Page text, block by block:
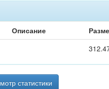
Описание
статистики